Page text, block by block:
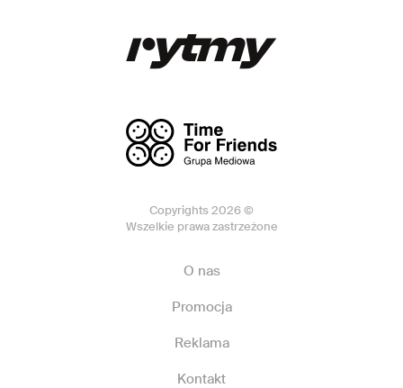
Copyrights 2026 ©
Wszelkie prawa zastrzeżone
O nas
Promocja
Reklama
Kontakt